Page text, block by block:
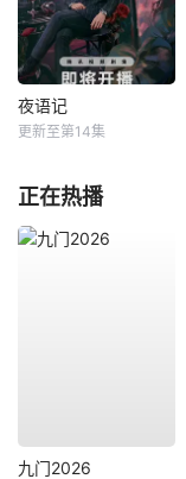
夜语记
更新至第14集
正在热播
九门2026